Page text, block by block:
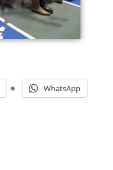
WhatsApp